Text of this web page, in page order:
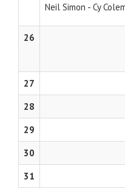
Neil Simon - Cy
26
27
28
29
30
31